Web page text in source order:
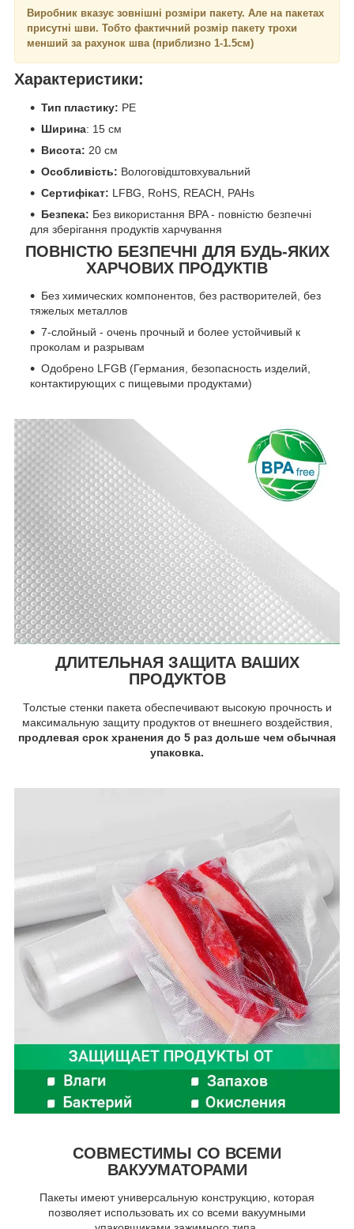
Виробник вказує зовнішні розміри пакету. Але на пакетах
присутні шви. Тобто фактичний розмір пакету трохи
менший за рахунок шва (приблизно 1-1.5см)
Характеристики:
Тип пластику: PE
Ширина: 15 см
Висота: 20 см
Особливість: Вологовідштовхувальний
Сертифікат: LFBG, RoHS, REACH, PAHs
Безпека: Без використання BPA - повністю безпечні
для зберігання продуктів харчування
ПОВНІСТЮ БЕЗПЕЧНІ ДЛЯ БУДЬ-ЯКИХ
ХАРЧОВИХ ПРОДУКТІВ
Без химических компонентов, без растворителей, без
тяжелых металлов
7-слойный - очень прочный и более устойчивый к
проколам и разрывам
Одобрено LFGB (Германия, безопасность изделий,
контактирующих с пищевыми продуктами)
ДЛИТЕЛЬНАЯ ЗАЩИТА ВАШИХ
ПРОДУКТОВ
Толстые стенки пакета обеспечивают высокую прочность и
максимальную защиту продуктов от внешнего воздействия,
продлевая срок хранения до 5 раз дольше чем обычная
упаковка.
СОВМЕСТИМЫ СО ВСЕМИ
ВАКУУМАТОРАМИ
Пакеты имеют универсальную конструкцию, которая
позволяет использовать их со всеми вакуумными